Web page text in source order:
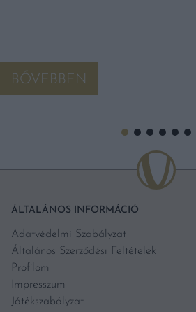
BŐVEBBEN
ÁLTALÁNOS INFORMÁCIÓ
Adatvédelmi Szabályzat
Általános Szerződési Feltételek
Profilom
Impresszum
Játékszabályzat